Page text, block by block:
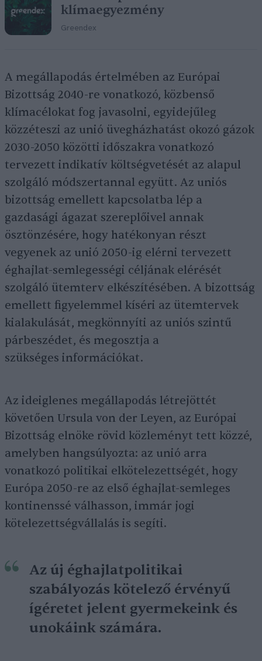
klímaegyezmény
Greendex
A megállapodás értelmében az Európai
Bizottság 2040-re vonatkozó, közbenső
klímacélokat fog javasolni, egyidejűleg
közzéteszi az unió üvegházhatást okozó gázok
2030-2050 közötti időszakra vonatkozó
tervezett indikatív költségvetését az alapul
szolgáló módszertannal együtt. Az uniós
bizottság emellett kapcsolatba lép a
gazdasági ágazat szereplőivel annak
ösztönzésére, hogy hatékonyan részt
vegyenek az unió 2050-ig elérni tervezett
éghajlat-semlegességi céljának elérését
szolgáló ütemterv elkészítésében. A bizottság
emellett figyelemmel kíséri az ütemtervek
kialakulását, megkönnyíti az uniós szintű
párbeszédet, és megosztja a
szükséges információkat.
Az ideiglenes megállapodás létrejöttét
követően Ursula von der Leyen, az Európai
Bizottság elnöke rövid közleményt tett közzé,
amelyben hangsúlyozta: az unió arra
vonatkozó politikai elkötelezettségét, hogy
Európa 2050-re az első éghajlat-semleges
kontinenssé válhasson, immár jogi
kötelezettségvállalás is segíti.
Az új éghajlatpolitikai
szabályozás kötelező érvényű
ígéretet jelent gyermekeink és
unokáink számára.